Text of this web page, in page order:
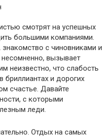
смотрят на успешных
большими компаниями.
с чиновниками и
вызывает
неизвестно, что слабость
и дорогих
счастье. Давайте
с которыми
леди.
Отдых на самых